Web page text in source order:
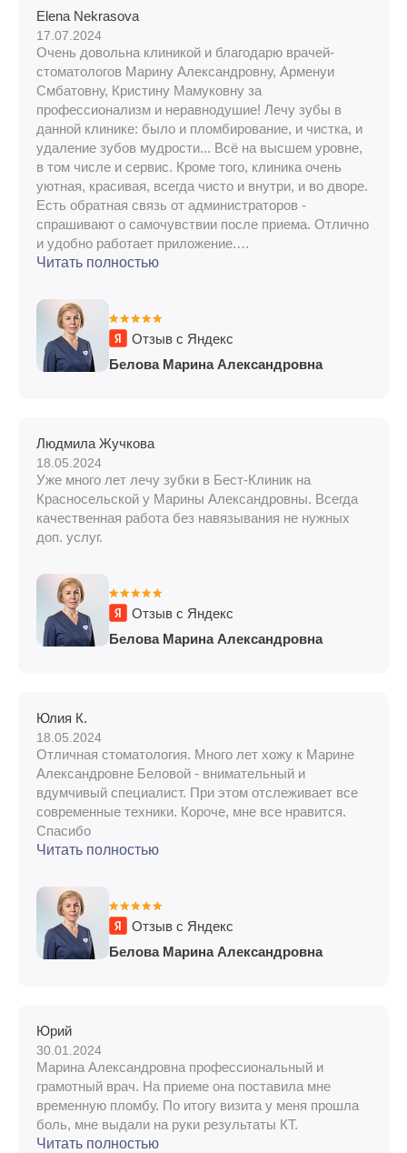
Elena Nekrasova
17.07.2024
Очень довольна клиникой и благодарю врачей-
стоматологов Марину Александровну, Арменуи
Смбатовну, Кристину Мамуковну за
профессионализм и неравнодушие! Лечу зубы в
данной клинике: было и пломбирование, и чистка, и
удаление зубов мудрости... Всё на высшем уровне,
в том числе и сервис. Кроме того, клиника очень
уютная, красивая, всегда чисто и внутри, и во дворе.
Есть обратная связь от администраторов -
спрашивают о самочувствии после приема. Отлично
и удобно работает приложение.
Рекомендую однозначно!
Читать полностью
Отзыв с Яндекс
Белова Марина Александровна
Людмила Жучкова
18.05.2024
Уже много лет лечу зубки в Бест-Клиник на
Красносельской у Марины Александровны. Всегда
качественная работа без навязывания не нужных
доп. услуг.
Отзыв с Яндекс
Белова Марина Александровна
Юлия К.
18.05.2024
Отличная стоматология. Много лет хожу к Марине
Александровне Беловой - внимательный и
вдумчивый специалист. При этом отслеживает все
современные техники. Короче, мне все нравится.
Спасибо
Читать полностью
Отзыв с Яндекс
Белова Марина Александровна
Юрий
30.01.2024
Марина Александровна профессиональный и
грамотный врач. На приеме она поставила мне
временную пломбу. По итогу визита у меня прошла
боль, мне выдали на руки результаты КТ.
Читать полностью